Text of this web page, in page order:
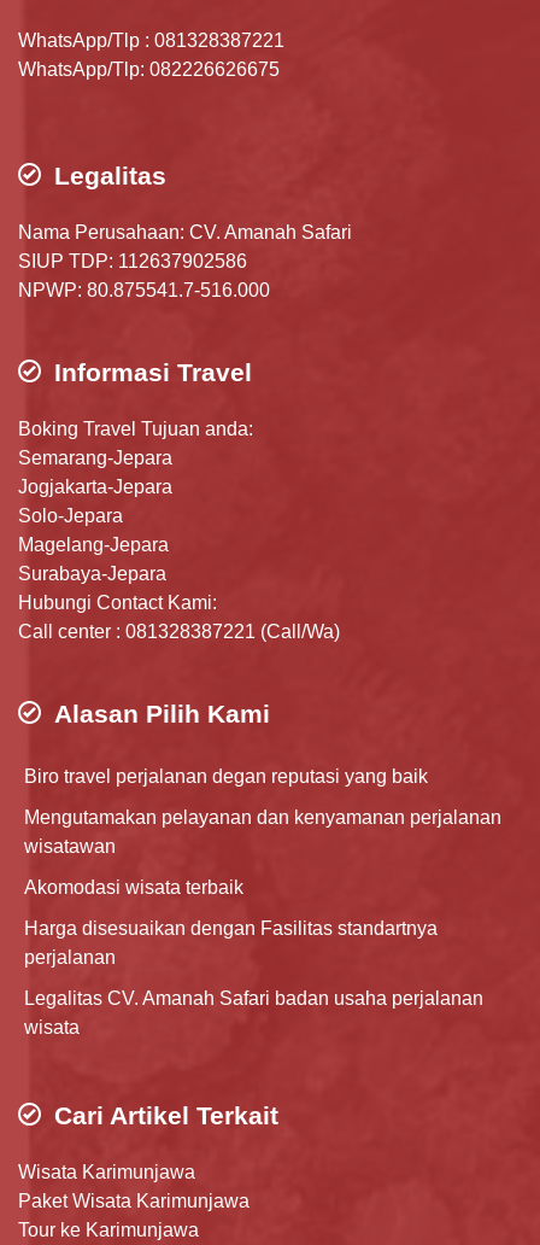
WhatsApp/Tlp : 081328387221
WhatsApp/Tlp: 082226626675
Legalitas
Nama Perusahaan: CV. Amanah Safari
SIUP TDP: 112637902586
NPWP: 80.875541.7-516.000
Informasi Travel
Boking Travel Tujuan anda:
Semarang-Jepara
Jogjakarta-Jepara
Solo-Jepara
Magelang-Jepara
Surabaya-Jepara
Hubungi Contact Kami:
Call center : 081328387221 (Call/Wa)
Alasan Pilih Kami
Biro travel perjalanan degan reputasi yang baik
Mengutamakan pelayanan dan kenyamanan perjalanan
wisatawan
Akomodasi wisata terbaik
Harga disesuaikan dengan Fasilitas standartnya
perjalanan
Legalitas CV. Amanah Safari badan usaha perjalanan
wisata
Cari Artikel Terkait
Wisata Karimunjawa
Paket Wisata Karimunjawa
Tour ke Karimunjawa